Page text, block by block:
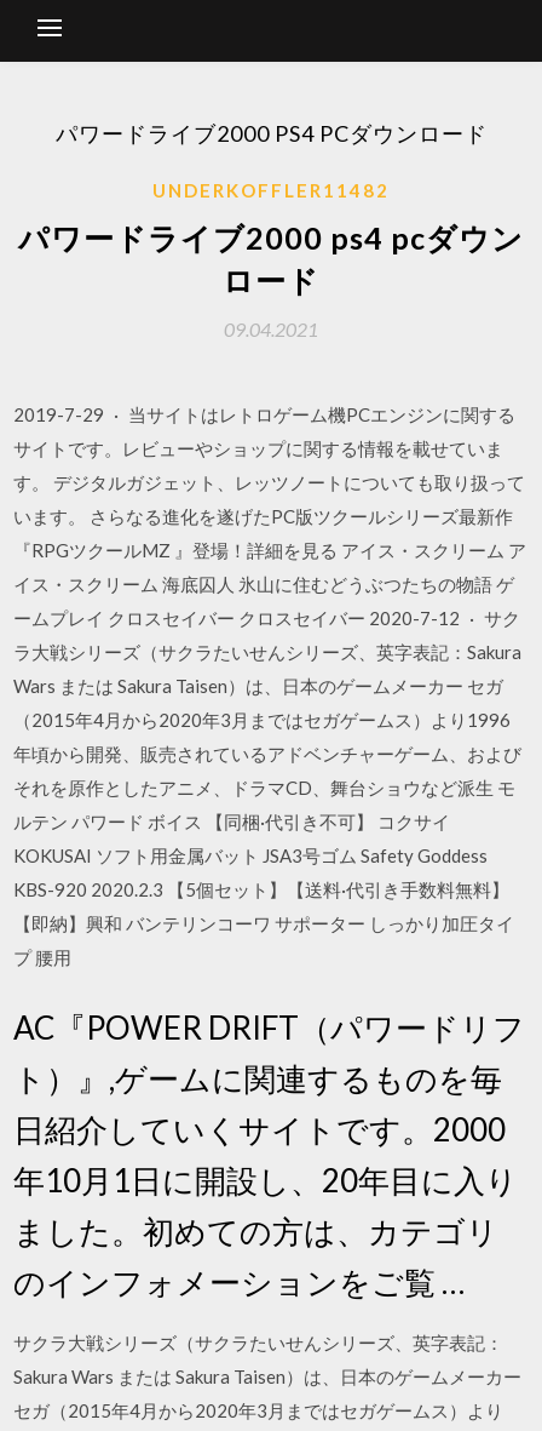
パワードライブ2000 PS4 PCダウンロード
UNDERKOFFLER11482
パワードライブ2000 ps4 pcダウン
ロード
09.04.2021
2019-7-29 · 当サイトはレトロゲーム機PCエンジンに関する
サイトです。レビューやショップに関する情報を載せていま
す。 デジタルガジェット、レッツノートについても取り扱って
います。 さらなる進化を遂げたPC版ツクールシリーズ最新作
『RPGツクールMZ 』登場！詳細を見る アイス・スクリーム ア
イス・スクリーム 海底囚人 氷山に住むどうぶつたちの物語 ゲ
ームプレイ クロスセイバー クロスセイバー 2020-7-12 · サク
ラ大戦シリーズ（サクラたいせんシリーズ、英字表記：Sakura
Wars または Sakura Taisen）は、日本のゲームメーカー セガ
（2015年4月から2020年3月まではセガゲームス）より1996
年頃から開発、販売されているアドベンチャーゲーム、および
それを原作としたアニメ、ドラマCD、舞台ショウなど派生 モ
ルテン パワード ボイス 【同梱·代引き不可】 コクサイ
KOKUSAI ソフト用金属バット JSA3号ゴム Safety Goddess
KBS-920 2020.2.3 【5個セット】【送料·代引き手数料無料】
【即納】興和 バンテリンコーワ サポーター しっかり加圧タイ
プ 腰用
AC『POWER DRIFT（パワードリフ
ト）』,ゲームに関連するものを毎
日紹介していくサイトです。2000
年10月1日に開設し、20年目に入り
ました。初めての方は、カテゴリ
のインフォメーションをご覧 …
サクラ大戦シリーズ（サクラたいせんシリーズ、英字表記：
Sakura Wars または Sakura Taisen）は、日本のゲームメーカー
セガ（2015年4月から2020年3月まではセガゲームス）より